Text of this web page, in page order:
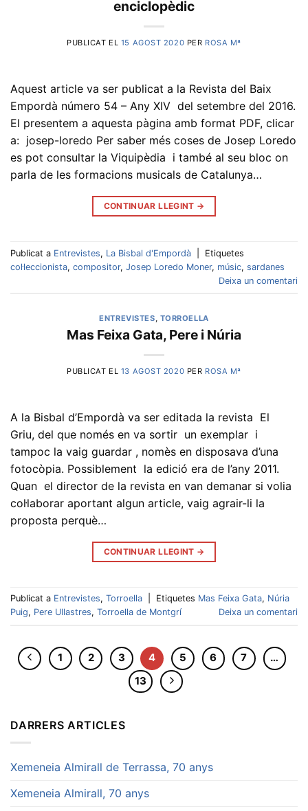
enciclopèdic
PUBLICAT EL 15 AGOST 2020 PER ROSA Mª
Aquest article va ser publicat a la Revista del Baix
Empordà número 54 – Any XIV del setembre del 2016.
El presentem a aquesta pàgina amb format PDF, clicar
a: josep-loredo Per saber més coses de Josep Loredo
es pot consultar la Viquipèdia i també al seu bloc on
parla de les formacions musicals de Catalunya…
CONTINUAR LLEGINT →
Publicat a Entrevistes, La Bisbal d'Empordà
Etiquetes
col·leccionista, compositor, Josep Loredo Moner, músic, sardanes
Deixa un comentari
ENTREVISTES, TORROELLA
Mas Feixa Gata, Pere i Núria
PUBLICAT EL 13 AGOST 2020 PER ROSA Mª
A la Bisbal d’Empordà va ser editada la revista El
Griu, del que només en va sortir un exemplar i
tampoc la vaig guardar , nomès en disposava d’una
fotocòpia. Possiblement la edició era de l’any 2011.
Quan el director de la revista en van demanar si volia
col·laborar aportant algun article, vaig agrair-li la
proposta perquè…
CONTINUAR LLEGINT →
Publicat a Entrevistes, Torroella Etiquetes Mas Feixa Gata, Núria
Puig, Pere Ullastres, Torroella de Montgrí Deixa un comentari
1 2 3 4 5 6 7
…
13
DARRERS ARTICLES
Xemeneia Almirall de Terrassa, 70 anys
Xemeneia Almirall, 70 anys